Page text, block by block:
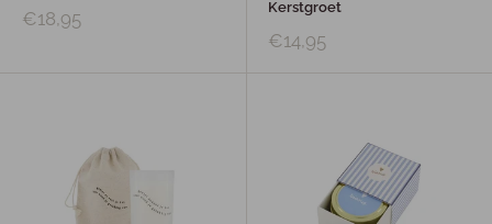
€18,95
Kerstgroet
€14,95